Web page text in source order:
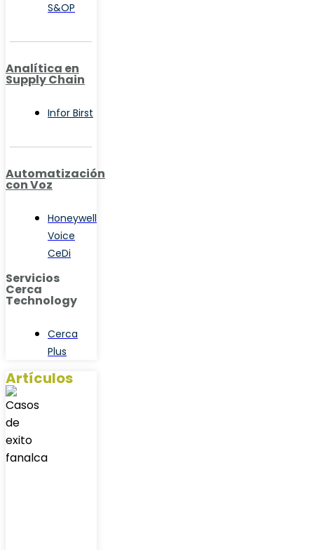
S&OP
Analítica en
Supply Chain
Infor Birst
Automatización
con Voz
Honeywell
Voice
CeDi
Servicios
Cerca
Technology
Cerca
Plus
Artículos